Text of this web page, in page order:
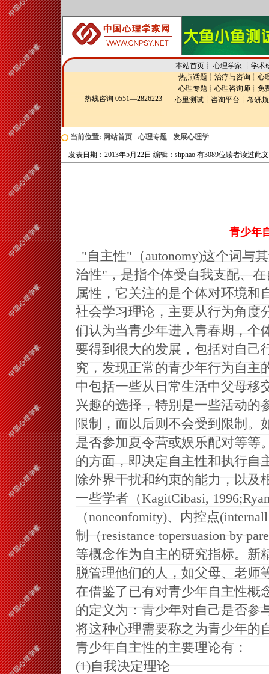
本站首页┊ 心理学家 ┊ 学术
热线咨询 0551—2826223
热点话题 ┊ 治疗与咨询 ┊ 心
心理专题 ┊ 心理咨询师 ┊ 免
心里测试 ┊ 咨询平台 ┊ 考研
当前位置: 网站首页 - 心理专题 - 发展心理学
发表日期：2013年5月22日 编辑：shphao 有3089位读者读过此
青少年
"自主性"（autonomy)这个词与
治性"，是指个体受自我支配、
属性，它关注的是个体对环境和
社会学习理论，主要从行为角度
们认为当青少年进入青春期，个
要得到很大的发展，包括对自己
究，发现正常的青少年行为自主
中包括一些从日常生活中父母移
兴趣的选择，特别是一些活动的
限制，而以后则不会受到限制。
是否参加夏令营或娱乐配对等等
的方面，即决定自主性和执行自
除外界干扰和约束的能力，以及
一些学者（KagitCibasi,
（noneonfomity)、内控点
制（resistance topersuasion by
等概念作为自主的研究指标。新
脱管理他们的人，如父母、老师
在借鉴了已有对青少年自主性概
的定义为：青少年对自己是否参
将这种心理需要称之为青少年的
青少年自主性的主要理论有：
(1)自我决定理论